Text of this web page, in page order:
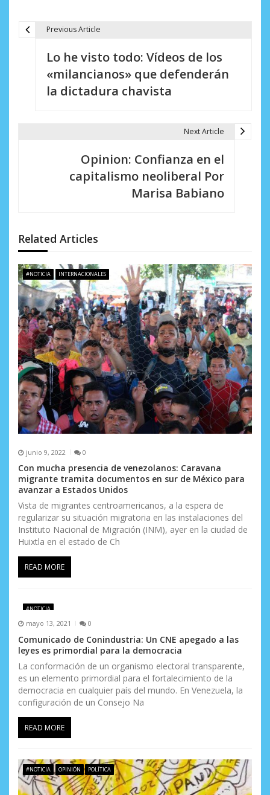
n
d
e
e
n
t
r
a
d
a
s
Previous Article
Lo he visto todo: Vídeos de los
«milancianos» que defenderán
la dictadura chavista
Next Article
Opinion: Confianza en el
capitalismo neoliberal Por
Marisa Babiano
Related Articles
#NOTICIA INTERNACIONALES
junio 9, 2022 0
Con mucha presencia de venezolanos: Caravana
migrante tramita documentos en sur de México para
avanzar a Estados Unidos
Vista de migrantes centroamericanos, a la espera de
regularizar su situación migratoria en las instalaciones del
Instituto Nacional de Migración (INM), ayer en la ciudad de
Huixtla en el estado de Ch
READ MORE
#NOTICIA
mayo 13, 2021 0
Comunicado de Conindustria: Un CNE apegado a las
leyes es primordial para la democracia
La conformación de un organismo electoral transparente,
es un elemento primordial para el fortalecimiento de la
democracia en cualquier país del mundo. En Venezuela, la
configuración de un Consejo Na
READ MORE
#NOTICIA OPINIÓN POLÍTICA